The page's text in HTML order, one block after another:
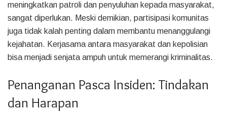
meningkatkan patroli dan penyuluhan kepada masyarakat,
sangat diperlukan. Meski demikian, partisipasi komunitas
juga tidak kalah penting dalam membantu menanggulangi
kejahatan. Kerjasama antara masyarakat dan kepolisian
bisa menjadi senjata ampuh untuk memerangi kriminalitas.
Penanganan Pasca Insiden: Tindakan
dan Harapan